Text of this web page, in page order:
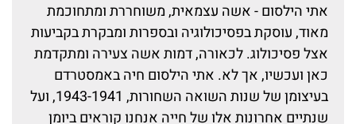
אתי הילסום - אשה עצמאית, משוחררת ומתחוכמת
מאוד, עוסקת בפסיכולוגיה ובספרות ומבקרת בקביעות
אצל פסיכולוג. לכאורה, דמות אשה צעירה ומתקדמת
כאן ועכשיו, אך לא. אתי הילסום חיה באמסטרדם
בעיצומן של שנות השואה השחורות, 1943-1941, ועל
שנתיים אחרונות אלו של חייה אנחנו קוראים ביומן